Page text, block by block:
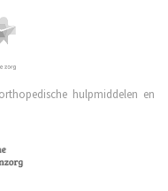
hulpmiddelen en